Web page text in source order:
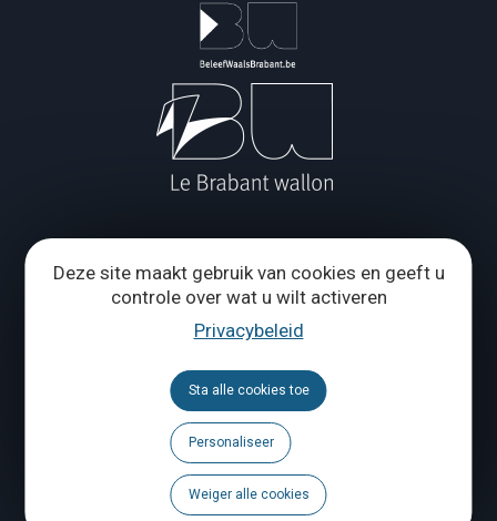
Deze site maakt gebruik van cookies en geeft u
controle over wat u wilt activeren
Privacybeleid
Sta alle cookies toe
Personaliseer
Weiger alle cookies
Toeristische Federatie en Maison du Tourisme van de
Grand Place 1 – 1370 Jodoigne
Tél.+32 (0) 10 56 09 70